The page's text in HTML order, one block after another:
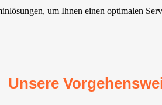
um Ihnen einen optimalen
Unsere